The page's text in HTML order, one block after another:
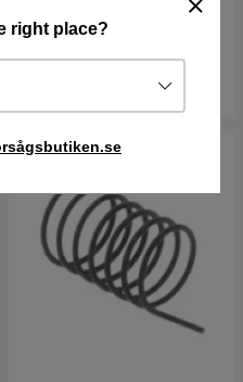
right place?
Köp